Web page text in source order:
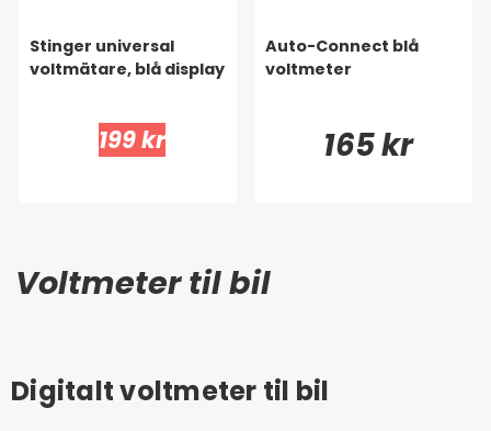
Stinger universal
voltmätare, blå display
199 kr
Auto-Connect blå
voltmeter
165 kr
Voltmeter til bil
Digitalt voltmeter til bil